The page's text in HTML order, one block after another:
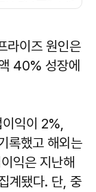
라이즈 원인은
40% 성장에
이익이 2%,
록했고 해외는
익은 지난해
계됐다. 단, 중